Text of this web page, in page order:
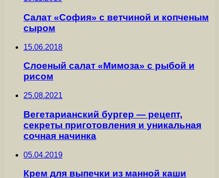
Салат «София» с ветчиной и копченым
сыром
15.06.2018
Слоеный салат «Мимоза» с рыбой и
рисом
25.08.2021
Вегетарианский бургер — рецепт,
секреты приготовления и уникальная
сочная начинка
05.04.2019
Крем для выпечки из манной каши